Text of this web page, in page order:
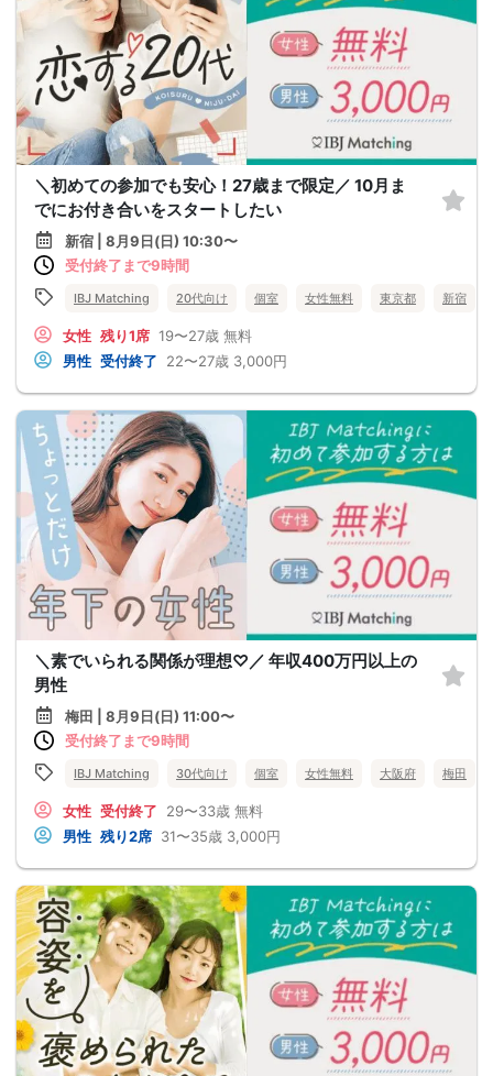
＼初めての参加でも安心！27歳まで限定／ 10月ま
でにお付き合いをスタートしたい
新宿 | 8月9日(日) 10:30〜
受付終了まで9時間
IBJ Matching 20代向け 個室 女性無料 東京都 新宿
女性 残り1席 19〜27歳 無料
男性 受付終了 22〜27歳 3,000円
＼素でいられる関係が理想♡／ 年収400万円以上の
男性
梅田 | 8月9日(日) 11:00〜
受付終了まで9時間
IBJ Matching 30代向け 個室 女性無料 大阪府 梅田
女性 受付終了 29〜33歳 無料
男性 残り2席 31〜35歳 3,000円